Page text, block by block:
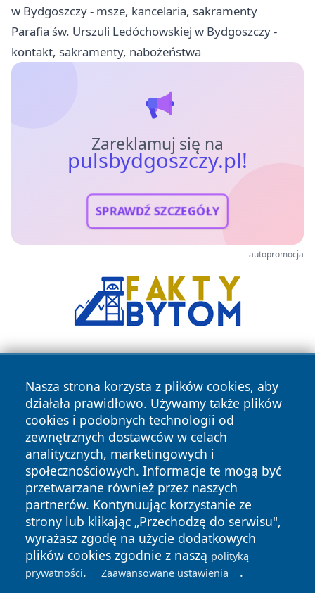
w Bydgoszczy - msze, kancelaria, sakramenty
Parafia św. Urszuli Ledóchowskiej w Bydgoszczy -
kontakt, sakramenty, nabożeństwa
Zareklamuj się na
pulsbydgoszczy.pl!
SPRAWDŹ SZCZEGÓŁY
autopromocja
Nasza strona korzysta z plików cookies, aby
działała prawidłowo. Używamy także plików
cookies i podobnych technologii od
zewnętrznych dostawców w celach
analitycznych, marketingowych i
społecznościowych. Informacje te mogą być
przetwarzane również przez naszych
partnerów. Kontynuując korzystanie ze
strony lub klikając „Przechodzę do serwisu",
wyrażasz zgodę na użycie dodatkowych
plików cookies zgodnie z naszą polityką
prywatności. Zaawansowane ustawienia .
Copyright © 2026 pulsbydgoszczy.pl Wszystkie prawa
zastrzeżone.
News Autorzy
Polityka
Prywatności
Polityka
Cookies